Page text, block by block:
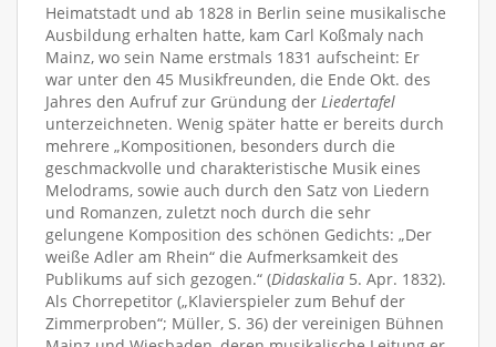
Heimatstadt und ab 1828 in Berlin seine musikalische
Ausbildung erhalten hatte, kam Carl Koßmaly nach
Mainz, wo sein Name erstmals 1831 aufscheint: Er
war unter den 45 Musikfreunden, die Ende Okt. des
Jahres den Aufruf zur Gründung der Liedertafel
unterzeichneten. Wenig später hatte er bereits durch
mehrere „Kompositionen, besonders durch die
geschmackvolle und charakteristische Musik eines
Melodrams, sowie auch durch den Satz von Liedern
und Romanzen, zuletzt noch durch die sehr
gelungene Komposition des schönen Gedichts: „Der
weiße Adler am Rhein“ die Aufmerksamkeit des
Publikums auf sich gezogen.“ (Didaskalia 5. Apr. 1832).
Als Chorrepetitor („Klavierspieler zum Behuf der
Zimmerproben“; Müller, S. 36) der vereinigen Bühnen